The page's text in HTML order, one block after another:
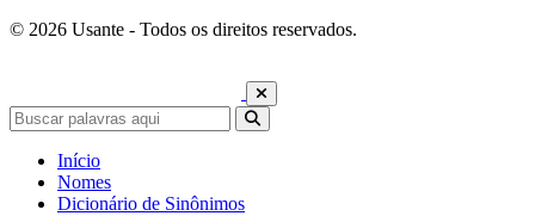
© 2026 Usante - Todos os direitos reservados.
Início
Nomes
Dicionário de Sinônimos